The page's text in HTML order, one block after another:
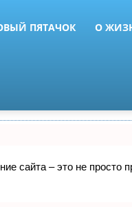
ПЯТАЧОК О
сайта – это не